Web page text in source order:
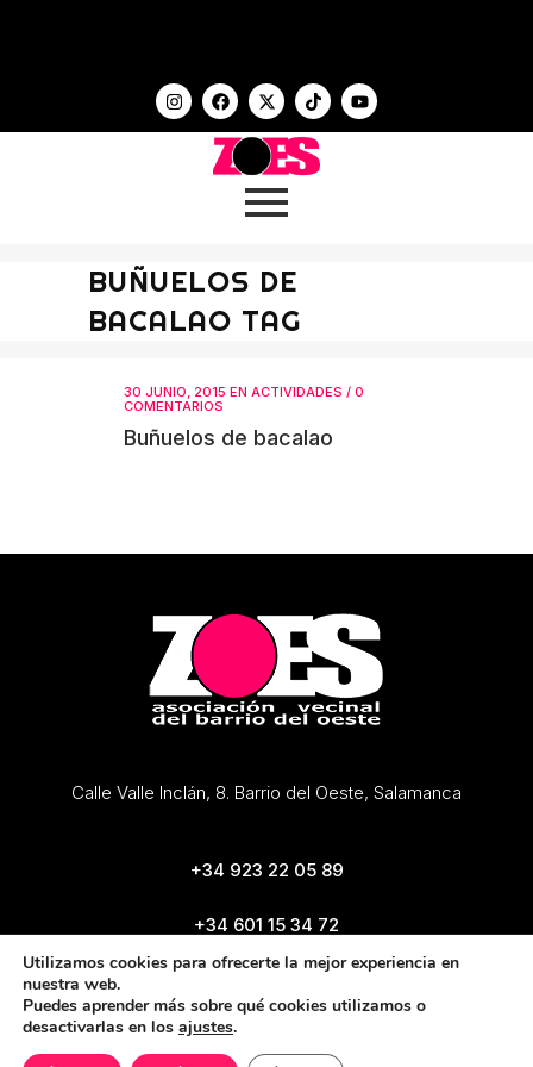
BUÑUELOS DE
BACALAO TAG
30 JUNIO, 2015 EN ACTIVIDADES / 0
COMENTARIOS
Buñuelos de bacalao
Calle Valle Inclán, 8. Barrio del Oeste, Salamanca
+34 923 22 05 89
+34 601 15 34 72
zoes@zoes.es
Utilizamos cookies para ofrecerte la mejor experiencia en
nuestra web.
Puedes aprender más sobre qué cookies utilizamos o
desactivarlas en los ajustes.